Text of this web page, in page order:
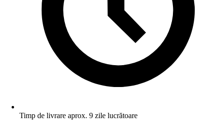
Timp de livrare aprox. 9 zile lucrătoare